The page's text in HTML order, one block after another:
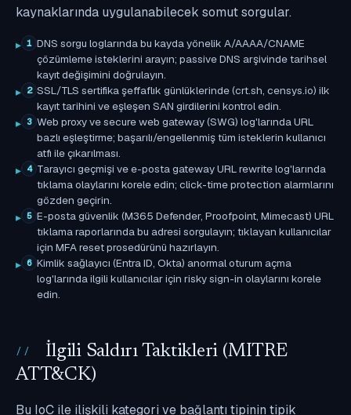
kaynaklarında uygulanabilecek somut sorgular.
1 DNS sorgu loglarında bu kayda yönelik A/AAAA/CNAME
çözümleme isteklerini arayın; passive DNS arşivinde tarihsel
kayıt değişimini doğrulayın.
2 SSL/TLS sertifika şeffaflık günlüklerinde (crt.sh, censys.io) ilk
kayıt tarihini ve eşleşen SAN girdilerini kontrol edin.
3 Web proxy ve secure web gateway (SWG) log'larında URL
bazlı eşleştirme; başarılı/engellenmiş tüm isteklerin kullanıcı
atfı ile çıkarılması.
4 Tarayıcı geçmişi ve e-posta gateway URL rewrite log'larında
tıklama olaylarını korele edin; click-time protection alarmlarını
gözden geçirin.
5 E-posta güvenlik (M365 Defender, Proofpoint, Mimecast) URL
tıklama raporlarında bu adresi sorgulayın; tıklayan kullanıcılar
için MFA reset prosedürünü hazırlayın.
6 Kimlik sağlayıcı (Entra ID, Okta) anormal oturum açma
log'larında ilgili kullanıcılar için risky sign-in olaylarını korele
edin.
İlgili Saldırı Taktikleri (MITRE
ATT&CK)
Bu IoC ile ilişkili kategori ve bağlantı tipinin tipik